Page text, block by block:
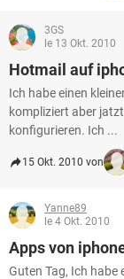
3GS
le 13 Okt. 2010
Hotmail auf
Ich habe einen
kompliziert aber
konfigurieren. Ich ...
15 Okt. 2010 von
Yanne89
le 4 Okt. 2010
Apps von
Guten Tag, Ich habe